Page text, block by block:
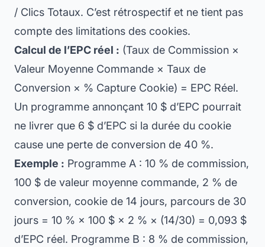
/ Clics Totaux. C’est rétrospectif et ne tient pas
compte des limitations des cookies.
Calcul de l’EPC réel : (Taux de Commission ×
Valeur Moyenne Commande × Taux de
Conversion × % Capture Cookie) = EPC Réel.
Un programme annonçant 10 $ d’EPC pourrait
ne livrer que 6 $ d’EPC si la durée du cookie
cause une perte de conversion de 40 %.
Exemple : Programme A : 10 % de commission,
100 $ de valeur moyenne commande, 2 % de
conversion, cookie de 14 jours, parcours de 30
jours = 10 % × 100 $ × 2 % × (14/30) = 0,093 $
d’EPC réel. Programme B : 8 % de commission,